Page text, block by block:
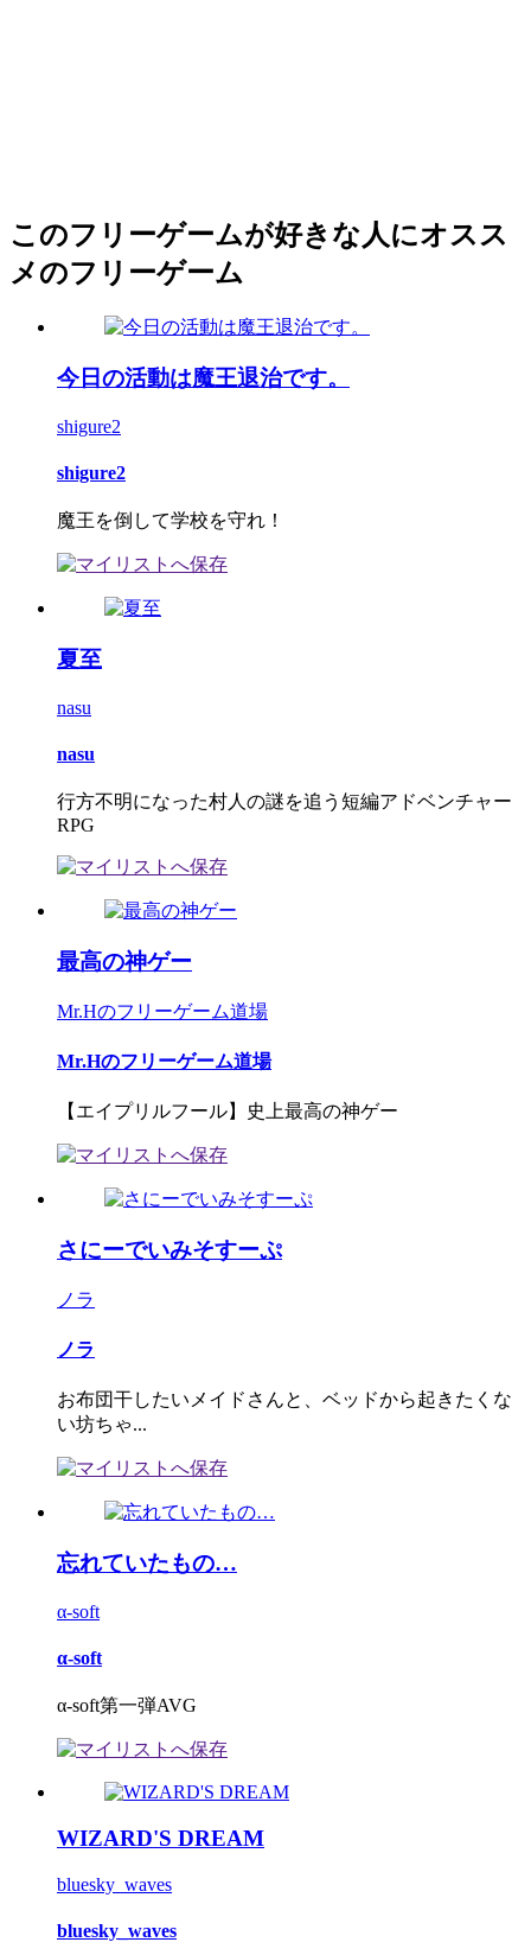
このフリーゲームが好きな人にオスス
メのフリーゲーム
今日の活動は魔王退治です。
shigure2
shigure2
魔王を倒して学校を守れ！
夏至
nasu
nasu
行方不明になった村人の謎を追う短編アドベンチャー
RPG
最高の神ゲー
Mr.Hのフリーゲーム道場
Mr.Hのフリーゲーム道場
【エイプリルフール】史上最高の神ゲー
さにーでいみそすーぷ
ノラ
ノラ
お布団干したいメイドさんと、ベッドから起きたくな
い坊ちゃ...
忘れていたもの…
α-soft
α-soft
α-soft第一弾AVG
WIZARD'S DREAM
bluesky_waves
bluesky_waves